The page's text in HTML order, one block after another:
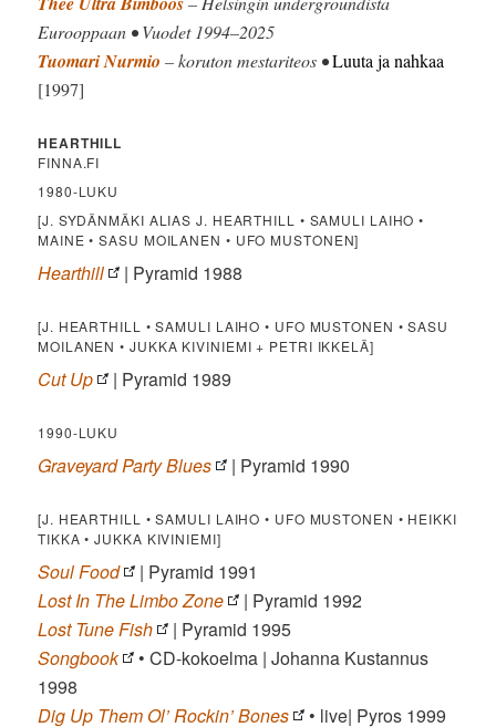
Eurooppaan • Vuodet 1994–2025
Tuomari Nurmio – koruton mestariteos •Luuta ja nahkaa
[1997]
HEARTHILL
FINNA.FI
1980-LUKU
[J. SYDÄNMÄKI ALIAS J. HEARTHILL • SAMULI LAIHO •
MAINE • SASU MOILANEN • UFO MUSTONEN]
Hearthill | Pyramid 1988
[J. HEARTHILL • SAMULI LAIHO • UFO MUSTONEN • SASU
MOILANEN • JUKKA KIVINIEMI + PETRI IKKELÄ]
Cut Up | Pyramid 1989
1990-LUKU
Graveyard Party Blues | Pyramid 1990
[J. HEARTHILL • SAMULI LAIHO • UFO MUSTONEN • HEIKKI
TIKKA • JUKKA KIVINIEMI]
Soul Food
| Pyramid 1991
Lost In The Limbo Zone
| Pyramid 1992
Lost Tune Fish
| Pyramid 1995
Songbook
• CD-kokoelma | Johanna Kustannus
1998
Dig Up Them Ol’ Rockin’ Bones
• live| Pyros 1999